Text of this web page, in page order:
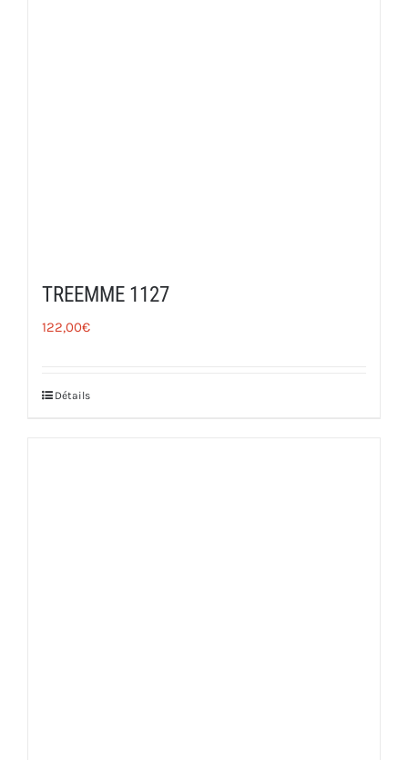
TREEMME 1127
122,00€
Détails